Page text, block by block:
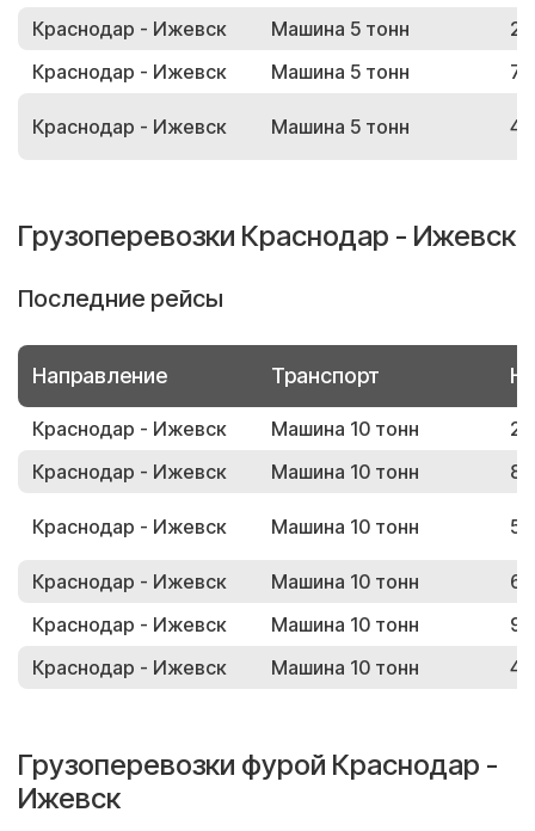
Краснодар - Ижевск Машина 5 тонн
Краснодар - Ижевск
Машина 5 тонн
Краснодар - Ижевск Машина 5 тонн
Грузоперевозки Краснодар - Ижевск
Последние рейсы
Направление Транспорт
Краснодар - Ижевск Машина 10 тонн
Краснодар - Ижевск
Машина 10 тонн
Краснодар - Ижевск Машина 10 тонн
Краснодар - Ижевск Машина 10 тонн
Краснодар - Ижевск
Машина 10 тонн
Краснодар - Ижевск
Машина 10 тонн
Грузоперевозки фурой Краснодар -
Ижевск